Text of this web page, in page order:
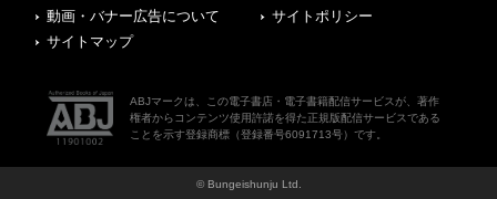
動画・バナー広告について
サイトポリシー
サイトマップ
ABJマークは、この電子書店・電子書籍配信サービスが、著作
権者からコンテンツ使用許諾を得た正規版配信サービスである
ことを示す登録商標（登録番号6091713号）です。
© Bungeishunju Ltd.